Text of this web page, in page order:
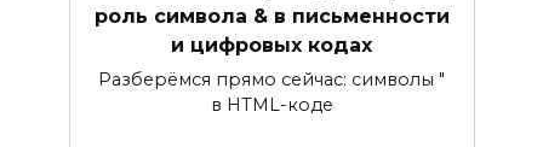
роль символа & в письменности
и цифровых кодах
Разберёмся прямо сейчас: символы "
в HTML-коде